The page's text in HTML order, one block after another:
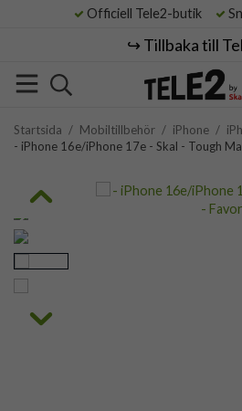
Officiell Tele2-butik
↪️ Tillbaka till
Startsida / Mobiltillbehör / iPhone /
- iPhone 16e/iPhone 17e - Skal - Tough